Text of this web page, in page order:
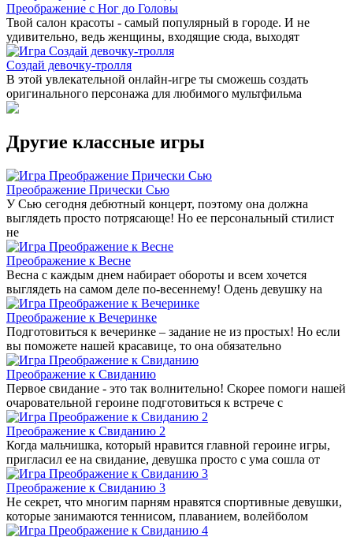
Преображение с Ног до Головы
Твой салон красоты - самый популярный в городе. И не
удивительно, ведь женщины, входящие сюда, выходят
Создай девочку-тролля
В этой увлекательной онлайн-игре ты сможешь создать
оригинального персонажа для любимого мультфильма
Другие классные игры
Преображение Прически Сью
У Сью сегодня дебютный концерт, поэтому она должна
выглядеть просто потрясающе! Но ее персональный стилист
не
Преображение к Весне
Весна с каждым днем набирает обороты и всем хочется
выглядеть на самом деле по-весеннему! Одень девушку на
Преображение к Вечеринке
Подготовиться к вечеринке – задание не из простых! Но если
вы поможете нашей красавице, то она обязательно
Преображение к Свиданию
Первое свидание - это так волнительно! Скорее помоги нашей
очаровательной героине подготовиться к встрече с
Преображение к Свиданию 2
Когда мальчишка, который нравится главной героине игры,
пригласил ее на свидание, девушка просто с ума сошла от
Преображение к Свиданию 3
Не секрет, что многим парням нравятся спортивные девушки,
которые занимаются теннисом, плаванием, волейболом